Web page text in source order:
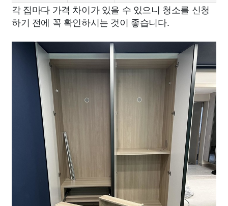
각 집마다 가격 차이가 있을 수 있으니 청소를 신청
하기 전에 꼭 확인하시는 것이 좋습니다.